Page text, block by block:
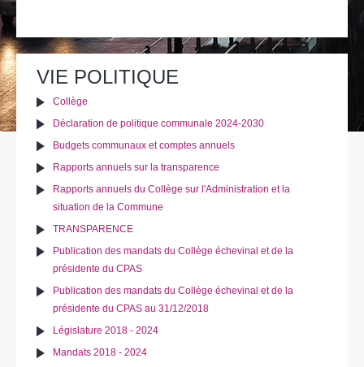
VIE POLITIQUE
Collège
Déclaration de politique communale 2024-2030
Budgets communaux et comptes annuels
Rapports annuels sur la transparence
Rapports annuels du Collège sur l'Administration et la
situation de la Commune
TRANSPARENCE
Publication des mandats du Collège échevinal et de la
présidente du CPAS
Publication des mandats du Collège échevinal et de la
présidente du CPAS au 31/12/2018
Législature 2018 - 2024
Mandats 2018 - 2024